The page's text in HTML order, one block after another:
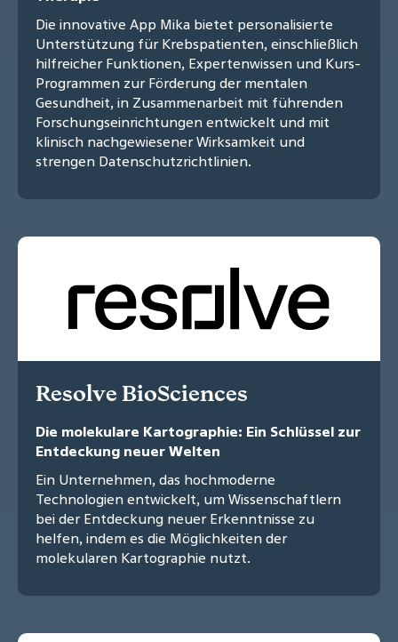
Die innovative App Mika bietet personalisierte
Unterstützung für Krebspatienten, einschließlich
hilfreicher Funktionen, Expertenwissen und Kurs-
Programmen zur Förderung der mentalen
Gesundheit, in Zusammenarbeit mit führenden
Forschungseinrichtungen entwickelt und mit
klinisch nachgewiesener Wirksamkeit und
strengen Datenschutzrichtlinien.
Resolve BioSciences
Die molekulare Kartographie: Ein Schlüssel zur
Entdeckung neuer Welten
Ein Unternehmen, das hochmoderne
Technologien entwickelt, um Wissenschaftlern
bei der Entdeckung neuer Erkenntnisse zu
helfen, indem es die Möglichkeiten der
molekularen Kartographie nutzt.